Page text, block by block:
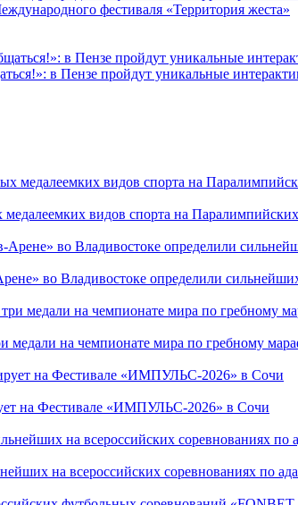
фестиваля «Территория жеста»
в Пензе пройдут уникальные
видов спорта на
во Владивостоке определили
медали на чемпионате мира по гребному
на Фестивале «ИМПУЛЬС-2026» в Сочи
на всероссийских соревнованиях по